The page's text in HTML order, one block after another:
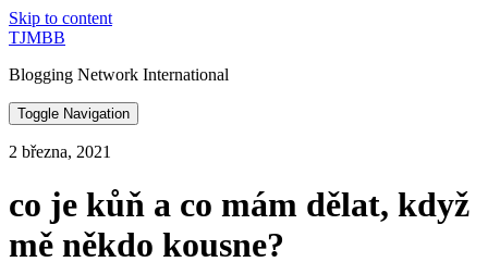
Skip to content
TJMBB
Blogging Network International
Toggle Navigation
2 března, 2021
co je kůň a co mám dělat, když
mě někdo kousne?